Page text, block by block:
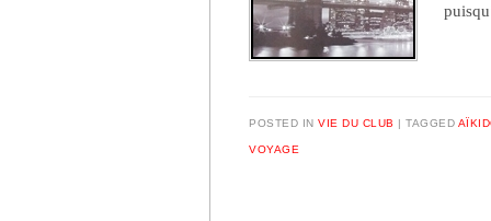
POSTED IN VIE DU CLUB TAGGED
VOYAGE